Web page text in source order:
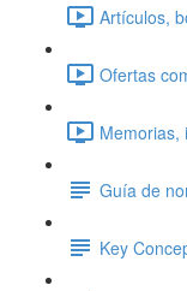
Artículos,
Ofertas
Memorias,
Guía de
Key